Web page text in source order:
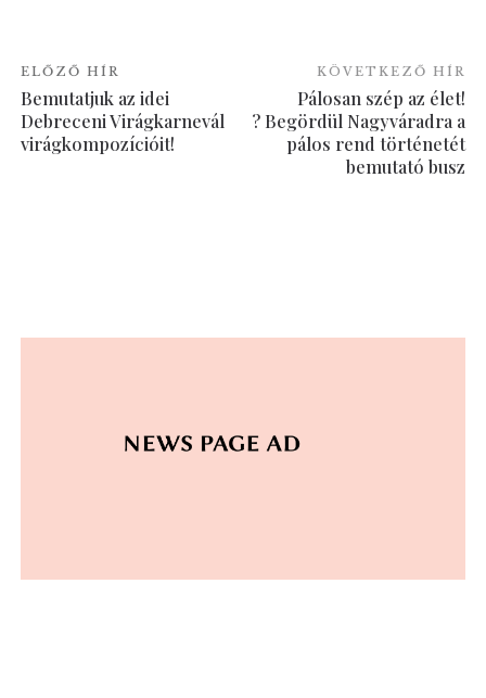
ELŐZŐ HÍR
Bemutatjuk az idei
Debreceni Virágkarnevál
virágkompozícióit!
KÖVETKEZŐ HÍR
Pálosan szép az élet!
? Begördül Nagyváradra a
pálos rend történetét
bemutató busz